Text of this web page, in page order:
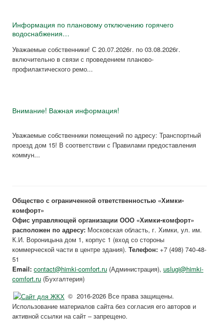
Информация по плановому отключению горячего
водоснабжения…
Уважаемые собственники! С 20.07.2026г. по 03.08.2026г.
включительно в связи с проведением планово-
профилактического ремо...
Внимание! Важная информация!
Уважаемые собственники помещений по адресу: Транспортный
проезд дом 15! В соответствии с Правилами предоставления
коммун...
Общество с ограниченной ответственностью «Химки-
комфорт»
Офис управляющей организации ООО «Химки-комфорт»
расположен по адресу: Московская область, г. Химки, ул. им.
К.И. Вороницына дом 1, корпус 1 (вход со стороны
коммерческой части в центре здания). Телефон: +7 (498) 740-48-
51
Email: contact@himki-comfort.ru (Администрация), uslugi@himki-
comfort.ru (Бухгалтерия)
© 2016-2026 Все права защищены.
Использование материалов сайта без согласия его авторов и
активной ссылки на сайт – запрещено.